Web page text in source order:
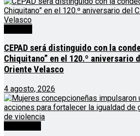
CEPAD será distinguido con la
Chiquitano” en el 120.º aniversario
Oriente Velasco
4 agosto, 2026